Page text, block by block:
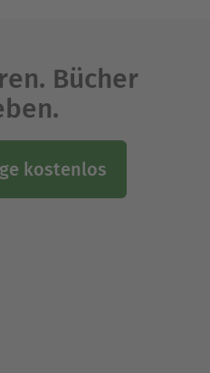
Bücher
kostenlos